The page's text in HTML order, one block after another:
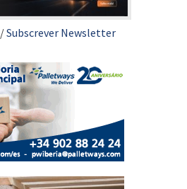
/Subscrever Newsletter